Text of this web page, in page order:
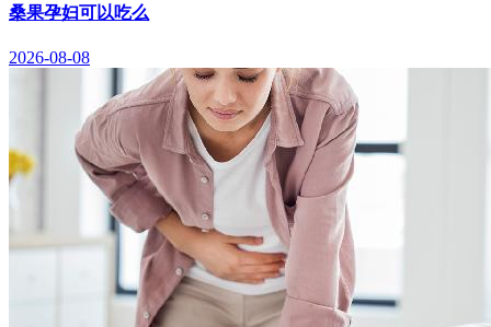
桑果孕妇可以吃么
2026-08-08